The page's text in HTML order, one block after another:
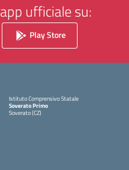
ufficiale su:
Play Store
Istituto Comprensivo Statale
Soverato Primo
Soverato (CZ)